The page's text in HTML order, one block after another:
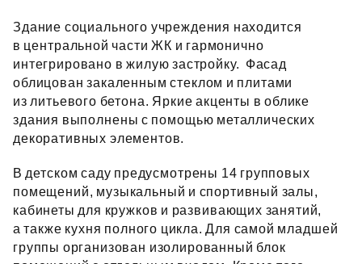
Здание социального учреждения находится
в центральной части ЖК и гармонично
интегрировано в жилую застройку. Фасад
облицован закаленным стеклом и плитами
из литьевого бетона. Яркие акценты в облике
здания выполнены с помощью металлических
декоративных элементов.
В детском саду предусмотрены 14 групповых
помещений, музыкальный и спортивный залы,
кабинеты для кружков и развивающих занятий,
а также кухня полного цикла. Для самой младшей
группы организован изолированный блок